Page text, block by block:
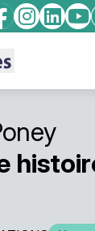
Instagram
linkedin